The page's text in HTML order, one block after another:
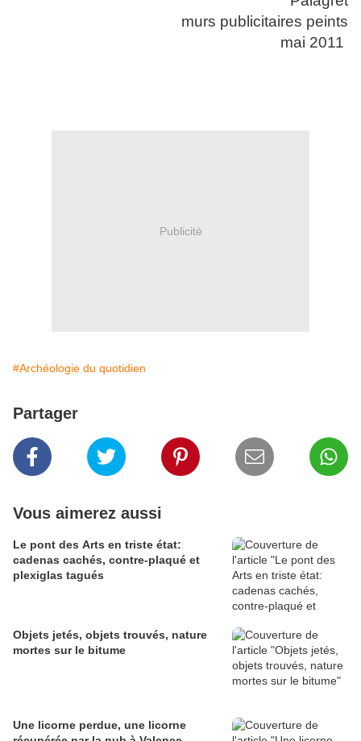
murs publicitaires peints
mai 2011
Publicité
#Archéologie du quotidien
Partager
Vous aimerez aussi
Le pont des Arts en triste état:
cadenas cachés, contre-plaqué et
plexiglas tagués
Objets jetés, objets trouvés, nature
mortes sur le bitume
Une licorne perdue, une licorne